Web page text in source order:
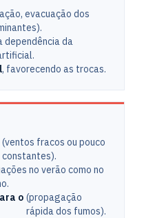
evacuação dos
dependência da
, favorecendo as trocas.
(ventos fracos ou pouco
constantes).
no verão como no
o (propagação
rápida dos fumos).